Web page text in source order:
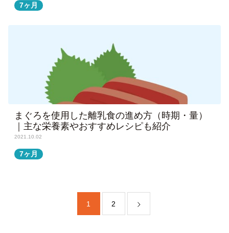
7ヶ月
まぐろを使用した離乳食の進め方（時期・量）
｜主な栄養素やおすすめレシピも紹介
2021.10.02
7ヶ月
1 2